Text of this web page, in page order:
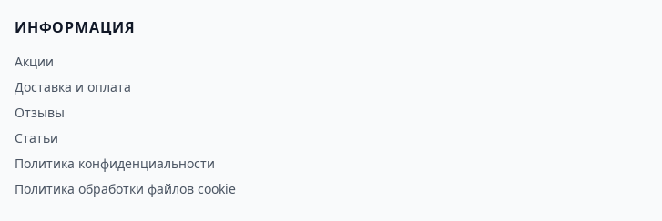
ИНФОРМАЦИЯ
Акции
Доставка и оплата
Отзывы
Статьи
Политика конфиденциальности
Политика обработки файлов cookie